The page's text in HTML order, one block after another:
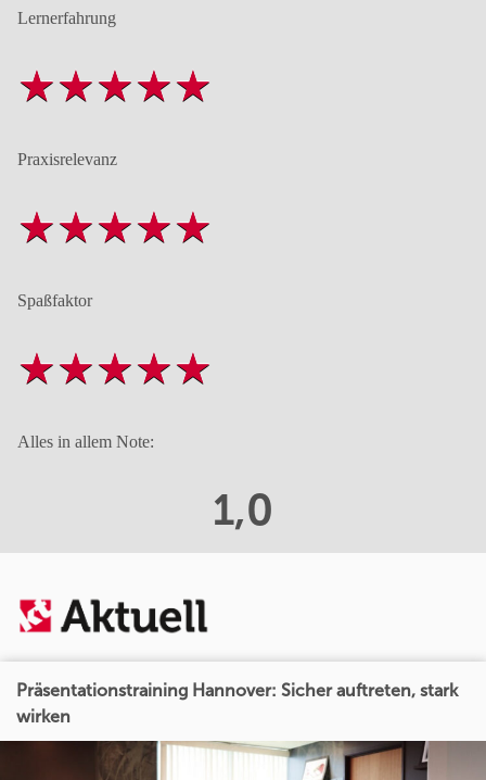
Lernerfahrung
Praxisrelevanz
Spaßfaktor
Alles in allem Note:
1,0
Präsentationstraining Hannover: Sicher auftreten, stark
wirken